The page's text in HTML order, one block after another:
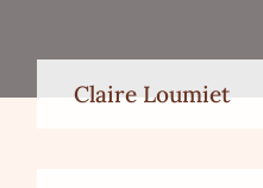
Claire Loumiet